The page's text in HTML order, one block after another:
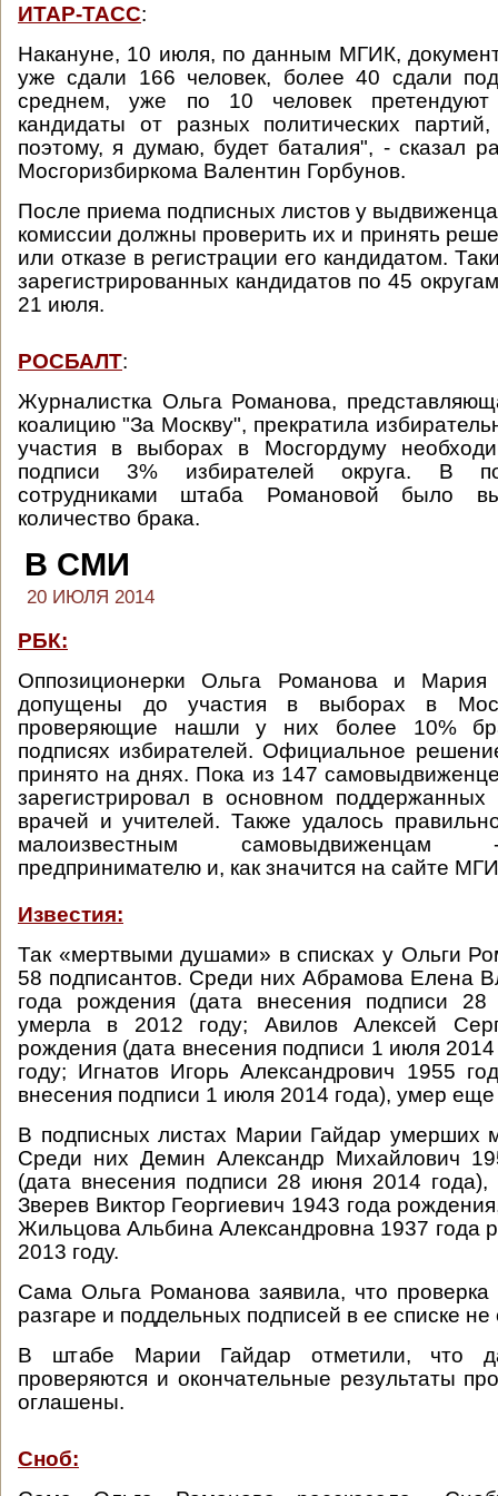
ИТАР-ТАСС:
Накануне, 10 июля, по данным МГИК,
уже сдали 166 человек, более 40 сдали
среднем, уже по 10 человек
кандидаты от разных политических
поэтому, я думаю, будет баталия", - сказал
Мосгоризбиркома Валентин Горбунов.
После приема подписных листов у
комиссии должны проверить их и принять
или отказе в регистрации его кандидатом.
зарегистрированных кандидатов по 45
21 июля.
РОСБАЛТ:
Журналистка Ольга Романова,
коалицию "За Москву", прекратила
участия в выборах в Мосгордуму
подписи 3% избирателей округа. В
сотрудниками штаба Романовой было
количество брака.
В СМИ
20 ИЮЛЯ 2014
РБК:
Оппозиционерки Ольга Романова и
допущены до участия в выборах в
проверяющие нашли у них более 10%
подписях избирателей. Официальное
принято на днях. Пока из 147
зарегистрировал в основном
врачей и учителей. Также удалось
малоизвестным самовыдвиженцам
предпринимателю и, как значится на сайте
Известия:
Так «мертвыми душами» в списках у Ольги
58 подписантов. Среди них Абрамова Елена
года рождения (дата внесения подписи
умерла в 2012 году; Авилов Алексей
рождения (дата внесения подписи 1 июля
году; Игнатов Игорь Александрович 1955
внесения подписи 1 июля 2014 года), умер
В подписных листах Марии Гайдар умерших
Среди них Демин Александр Михайлович
(дата внесения подписи 28 июня 2014
Зверев Виктор Георгиевич 1943 года
Жильцова Альбина Александровна 1937 года
2013 году.
Сама Ольга Романова заявила, что
разгаре и поддельных подписей в ее списке
В штабе Марии Гайдар отметили, что
проверяются и окончательные результаты
оглашены.
Сноб: